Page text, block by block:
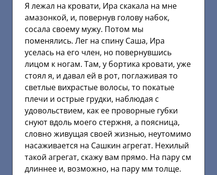
Я лежал на кровати, Ира скакала на мне
амазонкой, и, повернув голову набок,
сосала своему мужу. Потом мы
поменялись. Лег на спину Саша, Ира
уселась на его член, но повернувшись
лицом к ногам. Там, у бортика кровати, уже
стоял я, и давал ей в рот, поглаживая то
светлые вихрастые волосы, то покатые
плечи и острые грудки, наблюдая с
удовольствием, как ее проворные губки
снуют вдоль моего стержня, а поясница,
словно живущая своей жизнью, неутомимо
насаживается на Сашкин агрегат. Нехилый
такой агрегат, скажу вам прямо. На пару см
длиннее и, возможно, на пару мм толще.